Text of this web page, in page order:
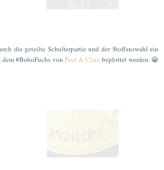
die geteilte Schulterpartie und der Stoffauswahl ein
dem#BohoFuchs vonPaul & Clara beplottet werden. 😀